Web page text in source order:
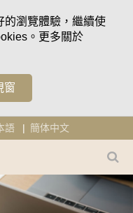
的瀏覽體驗，繼續使
。更多關於
窗
語 簡体中文